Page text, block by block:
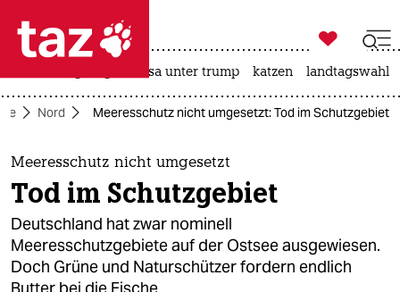
 taz zahl ich
taz zahl ich
themen
politik
öko
gesellschaft

taz zahl ich
usa unter trump katzen landtagswahl
Nord Meeresschutz nicht umgesetzt: Tod im Schutzgebiet
Meeresschutz nicht umgesetzt
Tod im Schutzgebiet
Deutschland hat zwar nominell
Meeresschutzgebiete auf der Ostsee ausgewiesen.
Doch Grüne und Naturschützer fordern endlich